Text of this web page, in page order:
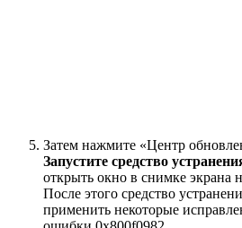
Затем нажмите «Центр
Запустите средство
открыть окно в снимке экрана
После этого средство
применить некоторые